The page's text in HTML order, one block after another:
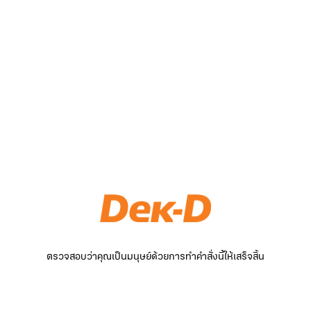
ตรวจสอบว่าคุณเป็นมนุษย์ด้วยการทำคำสั่งนี้ให้เสร็จสิ้น